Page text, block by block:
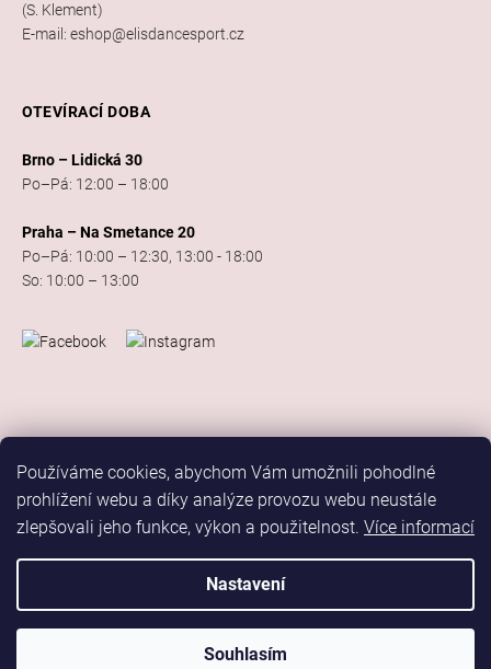
Používáme cookies, abychom Vám umožnili pohodlné
prohlížení webu a díky analýze provozu webu neustále
zlepšovali jeho funkce, výkon a použitelnost. Více informací
Nastavení
Souhlasím
(S. Klement)
E-mail: eshop@elisdancesport.cz
OTEVÍRACÍ DOBA
Brno – Lidická 30
Po–Pá: 12:00 – 18:00
Praha – Na Smetance 20
Po–Pá: 10:00 – 12:30, 13:00 - 18:00
So: 10:00 – 13:00
Vytvořil Shoptet
Elis Dance Sport . Všechna práva vyhrazena.
Upravit nastavení cookiesMarketing